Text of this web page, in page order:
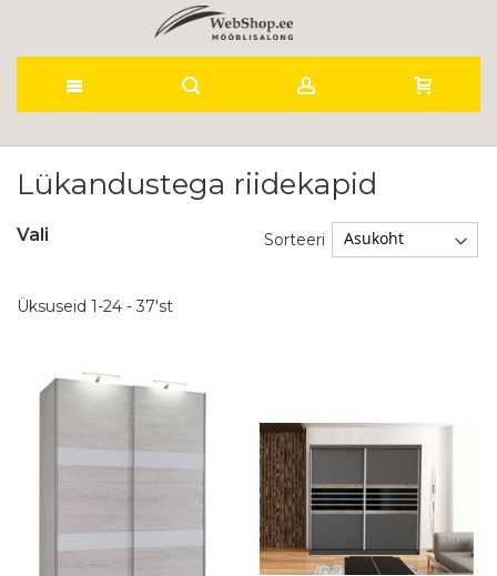
toLükandustega riidekapid
Üksuseid 1-24 - 37'st
Sorteeri
Vali